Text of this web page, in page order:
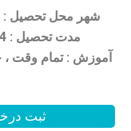
/ مقطع تحصیلی :
4 سال / زبان آموزشی : انگلیسی
شهریه: 5.80 0
دلار /